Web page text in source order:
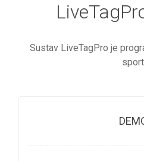
Sustav LiveTagPro je
sport